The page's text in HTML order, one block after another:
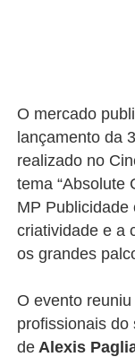
O mercado
lançamento da
realizado no
tema “Absolute
MP Publicidade
criatividade e a
os grandes
O evento
profissionais do
de Alexis